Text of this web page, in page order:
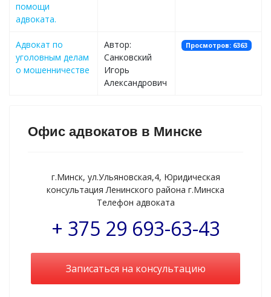
помощи
адвоката.
Адвокат по
уголовным делам
о мошенничестве
Автор:
Санковский
Игорь
Александрович
Просмотров: 6363
Офис адвокатов в Минске
г.Минск, ул.Ульяновская,4, Юридическая
консультация Ленинского района г.Минска
Телефон адвоката
+ 375 29 693-63-43
Записаться на консультацию